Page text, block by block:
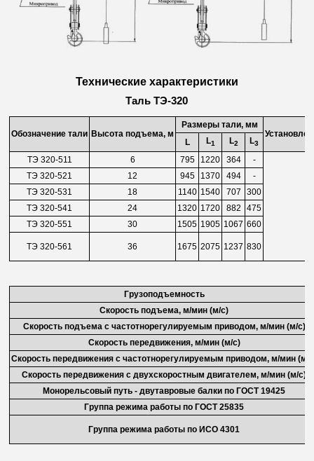
Технические характеристики
Таль ТЭ-320
Обозначение тали Высота подъема, м
Размеры тали, мм
L
L1 L2 L3
ТЭ 320-511 6 795 1220 364 -
ТЭ 320-521 12 945 1370 494
-
ТЭ 320-531
18 1140 1540 707
300
ТЭ 320-541
24 1320 1720 882
475
ТЭ 320-551
30 1505 1905 1067 660
ТЭ 320-561 36 1675 2075 1237 830
Грузоподъемность
Скорость подъема, м/мин (м/с)
Скорость подъема с частотнорегулируемым приводом, м/мин (м/с)
Скорость передвижения, м/мин (м/с)
Скорость передвижения с частотнорегулируемым приводом, м/мин (м/
Скорость передвижения с двухскоростным двигателем, м/мин (м/с)
Монорельсовый путь - двутавровые балки по ГОСТ 19425
Группа режима работы по ГОСТ 25835
Группа режима работы по ИСО 4301